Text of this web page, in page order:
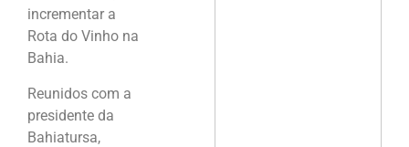
incrementar a
Rota do Vinho na
Bahia.
Reunidos com a
presidente da
Bahiatursa,